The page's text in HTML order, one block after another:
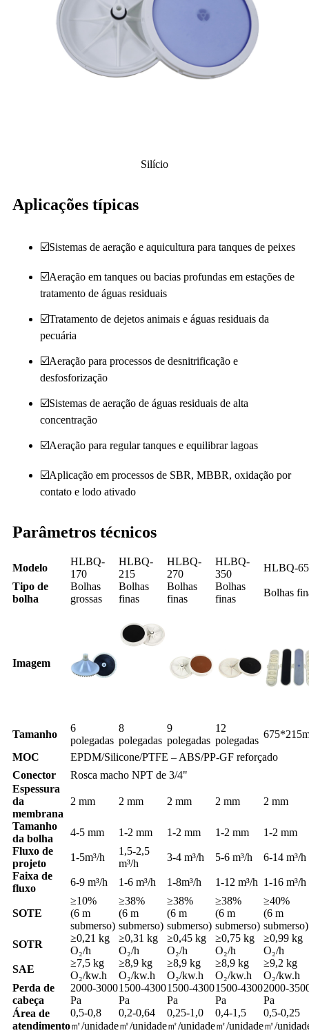
Silício
Aplicações típicas
☑️Sistemas de aeração e aquicultura para tanques de peixes
☑️Aeração em tanques ou bacias profundas em estações de
tratamento de águas residuais
☑️Tratamento de dejetos animais e águas residuais da
pecuária
☑️Aeração para processos de desnitrificação e
desfosforização
☑️Sistemas de aeração de águas residuais de alta
concentração
☑️Aeração para regular tanques e equilibrar lagoas
☑️Aplicação em processos de SBR, MBBR, oxidação por
contato e lodo ativado
Parâmetros técnicos
Modelo
HLBQ-
170
HLBQ-
215
HLBQ-
270
HLBQ-
350
HLBQ-
Tipo de
bolha
Bolhas
grossas
Bolhas
finas
Bolhas
finas
Bolhas
finas
Bolhas
Imagem
Tamanho
6
polegadas
8
polegadas
9
polegadas
12
polegadas
MOC
EPDM/Silicone/PTFE – ABS/PP-GF reforçado
Conector
Rosca macho NPT de 3/4"
Espessura
da
membrana
2 mm 2 mm 2 mm 2 mm 2 mm
Tamanho
da bolha
4-5 mm 1-2 mm 1-2 mm 1-2 mm
1-2 mm
Fluxo de
projeto
1-5m³/h
1,5-2,5
m³/h
3-4 m³/h 5-6 m³/h
6-14 m³/h
Faixa de
fluxo
6-9 m³/h 1-6 m³/h 1-8m³/h 1-12 m³/h 1-16 m³/h
SOTE
≥10% ≥38% ≥38% ≥38%
≥40%
(6 m
submerso)
(6 m
submerso)
(6 m
submerso)
(6 m
submerso)
(6 m
submerso)
SOTR
≥0,21 kg
O₂/h
≥0,31 kg
O₂/h
≥0,45 kg
O₂/h
≥0,75 kg
O₂/h
≥0,99 kg
O₂/h
SAE
≥7,5 kg
O₂/kw.h
≥8,9 kg
O₂/kw.h
≥8,9 kg
O₂/kw.h
≥8,9 kg
O₂/kw.h
≥9,2 kg
O₂/kw.h
Perda de
cabeça
2000-3000
Pa
1500-4300
Pa
1500-4300
Pa
1500-4300
Pa
2000-
Pa
Área de
atendimento
0,5-0,8
㎡/unidade
0,2-0,64
㎡/unidade
0,25-1,0
㎡/unidade
0,4-1,5
㎡/unidade
0,5-0,25
㎡/